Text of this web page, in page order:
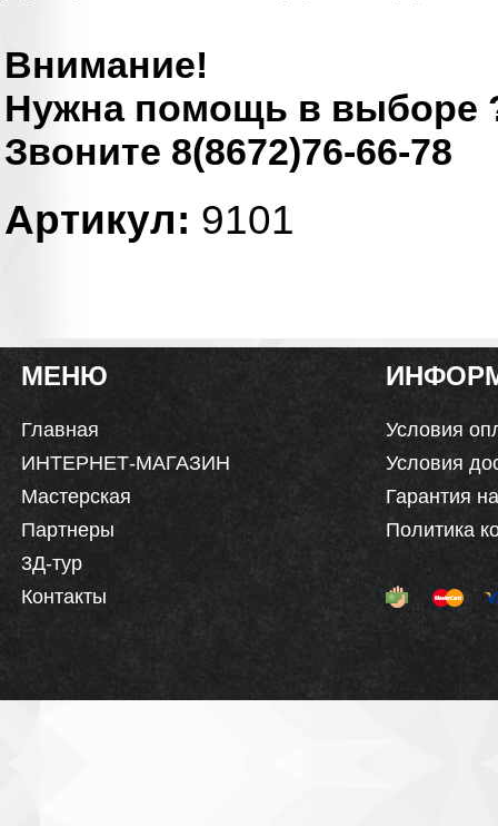
Внимание!
Нужна помощь в выборе
Звоните 8(8672)76-66-78
Артикул: 9101
МЕНЮ
Главная
Условия
ИНТЕРНЕТ-МАГАЗИН
Условия
Мастерская
Гарантия
Партнеры
Политика
3Д-тур
Контакты